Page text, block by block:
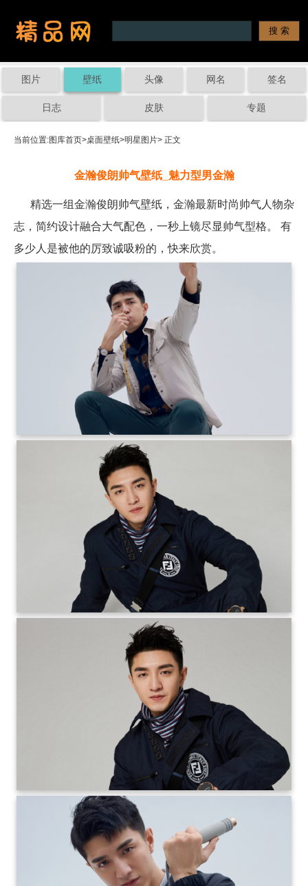
图片 壁纸 头像 网名 签名
日志 皮肤 专题
当前位置:图库首页>桌面壁纸>明星图片> 正文
金瀚俊朗帅气壁纸_魅力型男金瀚
精选一组金瀚俊朗帅气壁纸，金瀚最新时尚帅气人物杂
志，简约设计融合大气配色，一秒上镜尽显帅气型格。 ​​​​有
多少人是被他的厉致诚吸粉的，快来欣赏。